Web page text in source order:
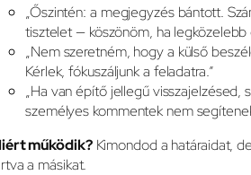
„Őszintén: a megjegyzés bántott.
tisztelet — köszönöm, ha
„Nem szeretném, hogy a külső
Kérlek, fókuszáljunk a feladatra.”
„Ha van építő jellegű visszajelzésed,
személyes kommentek nem
működik?Kimondod a határaidat,
a másikat.